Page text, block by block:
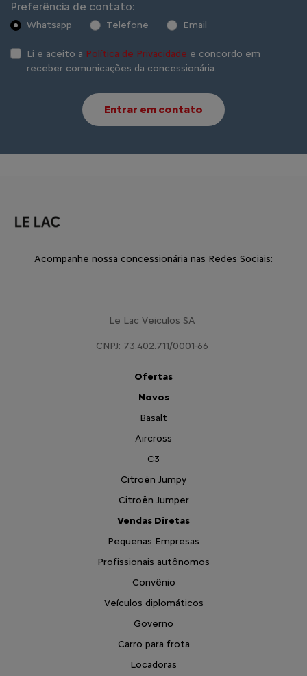
Preferência de contato:
Whatsapp Telefone Email
Li e aceito a Política de Privacidade e concordo em
receber comunicações da concessionária.
Entrar em contato
Acompanhe nossa concessionária nas Redes Sociais:
Le Lac Veiculos SA
CNPJ: 73.402.711/0001-66
Ofertas
Novos
Basalt
Aircross
C3
Citroën Jumpy
Citroën Jumper
Vendas Diretas
Pequenas Empresas
Profissionais autônomos
Convênio
Veículos diplomáticos
Governo
Carro para frota
Locadoras